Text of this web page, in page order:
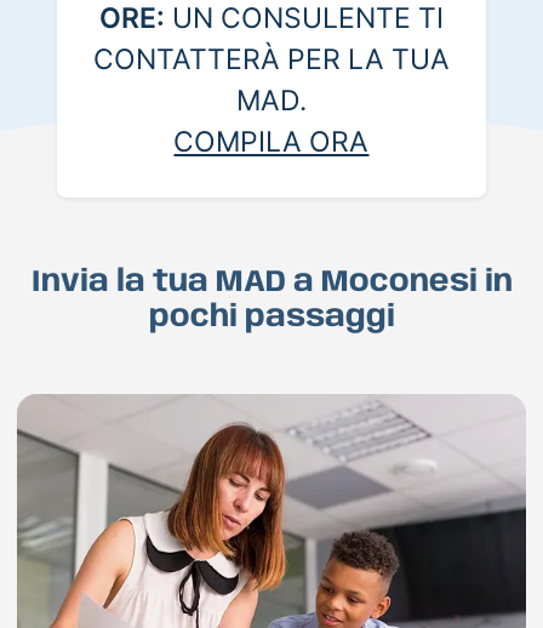
ORE: UN CONSULENTE TI
CONTATTERÀ PER LA TUA
MAD.
COMPILA ORA
Invia la tua MAD a Moconesi in
pochi passaggi